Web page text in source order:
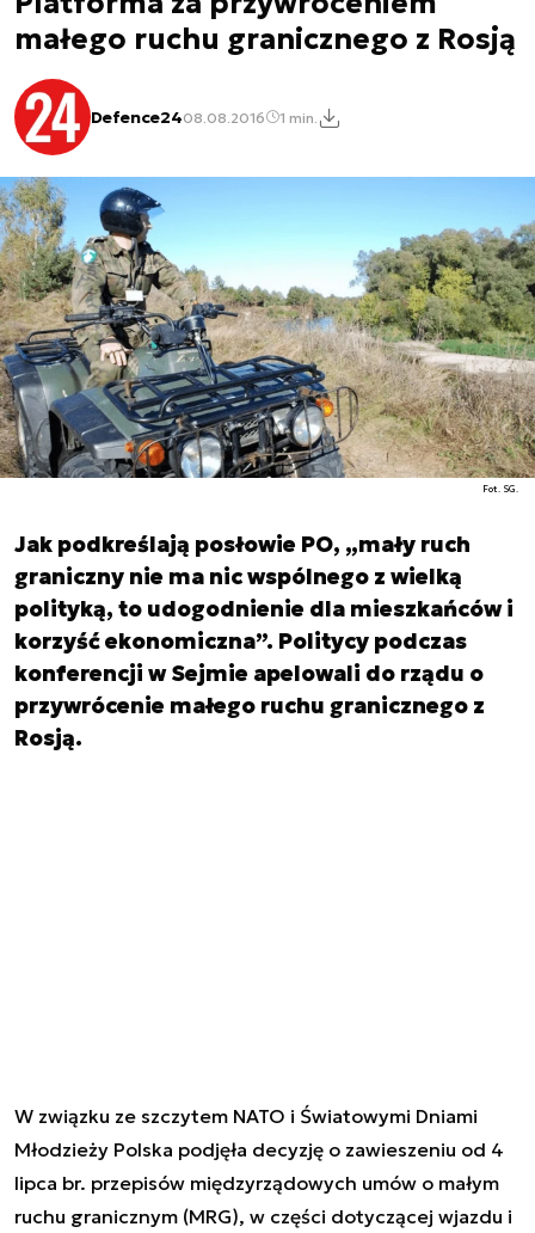
małego ruchu granicznego z Rosją
Defence2408.08.2016 1 min.
Fot. SG.
Jak podkreślają posłowie PO, „mały ruch
graniczny nie ma nic wspólnego z wielką
polityką, to udogodnienie dla mieszkańców i
korzyść ekonomiczna”. Politycy podczas
konferencji w Sejmie apelowali do rządu o
przywrócenie małego ruchu granicznego z
Rosją.
W związku ze szczytem NATO i Światowymi Dniami
Młodzieży Polska podjęła decyzję o zawieszeniu od 4
lipca br. przepisów międzyrządowych umów o małym
ruchu granicznym (MRG), w części dotyczącej wjazdu i